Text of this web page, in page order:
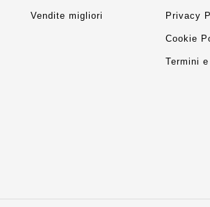
Vendite migliori Privacy
Cookie
Termini